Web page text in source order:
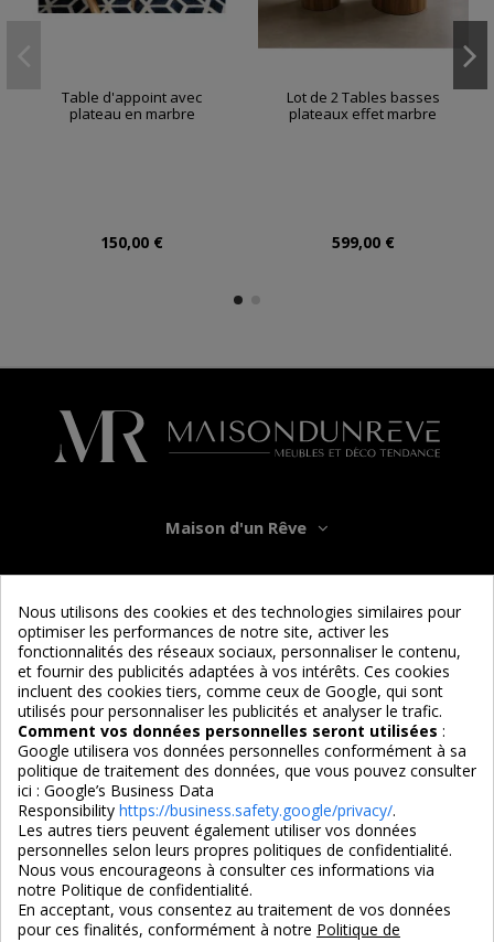
Table d'appoint avec
plateau en marbre
150,00 €
Lot de 2 Tables basses
plateaux effet marbre
599,00 €
Maison d'un Rêve
Informations
Services
Nous suivre
4,7/5
Nous utilisons des cookies et des technologies similaires pour
optimiser les performances de notre site, activer les
fonctionnalités des réseaux sociaux, personnaliser le contenu,
et fournir des publicités adaptées à vos intérêts. Ces cookies
incluent des cookies tiers, comme ceux de Google, qui sont
utilisés pour personnaliser les publicités et analyser le trafic.
Comment vos données personnelles seront utilisées :
Google utilisera vos données personnelles conformément à sa
politique de traitement des données, que vous pouvez consulter
ici : Google’s Business Data
Responsibility https://business.safety.google/privacy/.
Les autres tiers peuvent également utiliser vos données
personnelles selon leurs propres politiques de confidentialité.
Nous vous encourageons à consulter ces informations via
notre Politique de confidentialité.
En acceptant, vous consentez au traitement de vos données
pour ces finalités, conformément à notre Politique de